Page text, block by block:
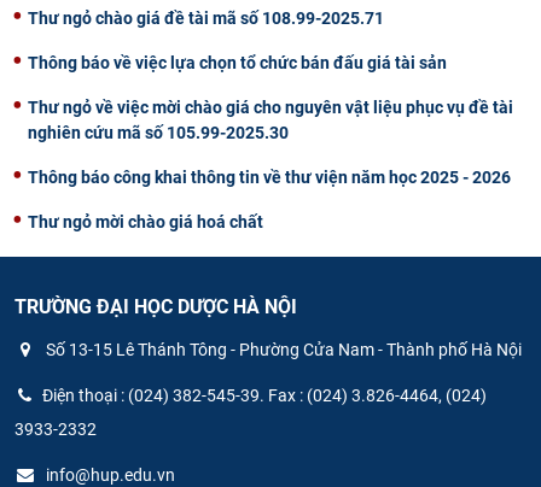
Thư ngỏ chào giá đề tài mã số 108.99-2025.71
Thông báo về việc lựa chọn tổ chức bán đấu giá tài sản
Thư ngỏ về việc mời chào giá cho nguyên vật liệu phục vụ đề tài
nghiên cứu mã số 105.99-2025.30
Thông báo công khai thông tin về thư viện năm học 2025 - 2026
Thư ngỏ mời chào giá hoá chất
TRƯỜNG ĐẠI HỌC DƯỢC HÀ NỘI
Số 13-15 Lê Thánh Tông - Phường Cửa Nam - Thành phố Hà Nội
Điện thoại : (024) 382-545-39. Fax : (024) 3.826-4464, (024)
3933-2332
info@hup.edu.vn